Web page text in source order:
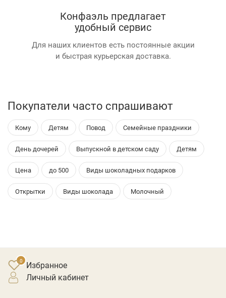
Конфаэль предлагает
удобный сервис
Для наших клиентов есть постоянные акции
и быстрая курьерская доставка.
Покупатели часто спрашивают
Кому Детям Повод Семейные праздники
День дочерей Выпускной в детском саду Детям
Цена до 500 Виды шоколадных подарков
Открытки Виды шоколада Молочный
Избранное
личный кабинет